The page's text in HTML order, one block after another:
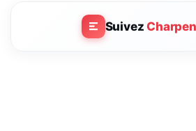
Suivez